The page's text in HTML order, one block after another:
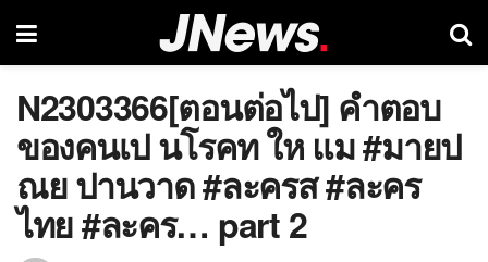
N2303366[ตอนต่อไป] คำตอบ
ของคนเป นโรคท ให แม #มายป
ณย ปานวาด #ละครส #ละคร
ไทย #ละคร… part 2